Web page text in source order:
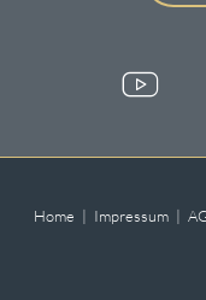
Home | Impressum |